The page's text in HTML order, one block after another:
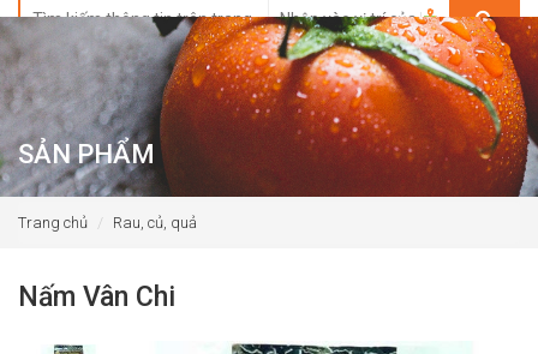
SẢN PHẨM
Trang chủ Rau, củ, quả
Nấm Vân Chi